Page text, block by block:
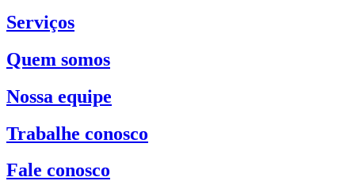
Serviços
Quem somos
Nossa equipe
Trabalhe conosco
Fale conosco